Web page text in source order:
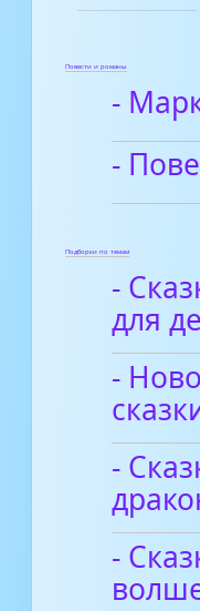
Повести и романы
-
-
Подборки по темам
-
для
-
-
-